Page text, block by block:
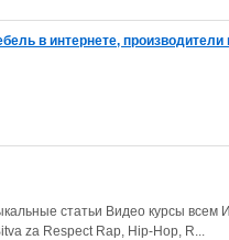
в интернете, производители
статьи Видео курсы
za Respect Rap, Hip-Hop, R...